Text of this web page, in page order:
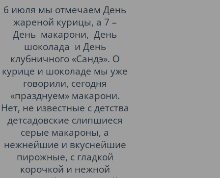
6 июля мы отмечаем День
жареной курицы, а 7 –
День макарони, День
шоколада и День
клубничного «Сандэ». О
курице и шоколаде мы уже
говорили, сегодня
«празднуем» макарони.
Нет, не известные с детства
детсадовские слипшиеся
серые макароны, а
нежнейшие и вкуснейшие
пирожные, с гладкой
корочкой и нежной